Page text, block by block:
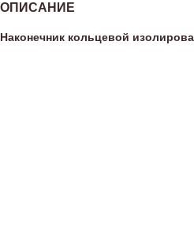
ОПИСАНИЕ
Наконечник кольцевой